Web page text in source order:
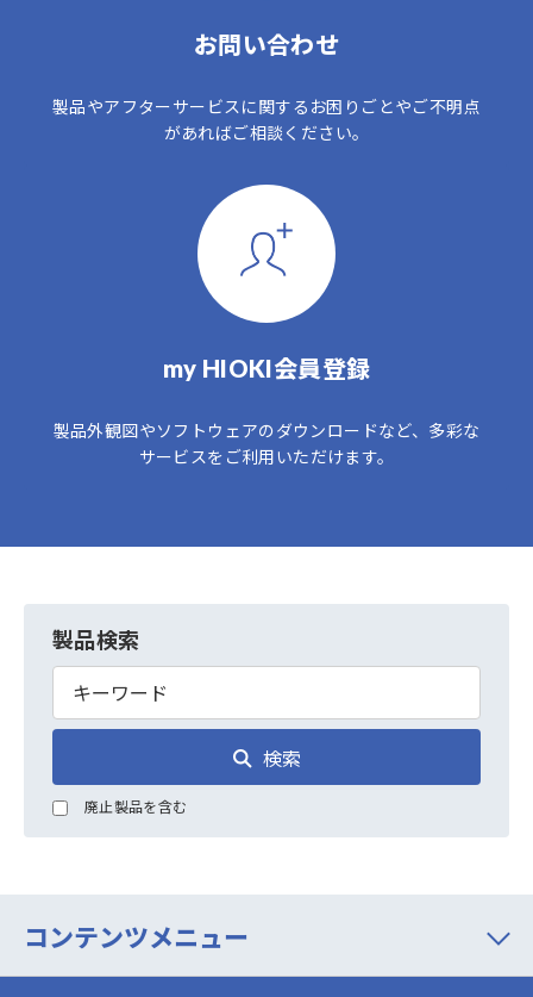
お問い合わせ
製品やアフターサービスに関するお困りごとやご不明点
があればご相談ください。
my HIOKI会員登録
製品外観図やソフトウェアのダウンロードなど、多彩な
サービスをご利用いただけます。
製品検索
検索
廃止製品を含む
コンテンツメニュー